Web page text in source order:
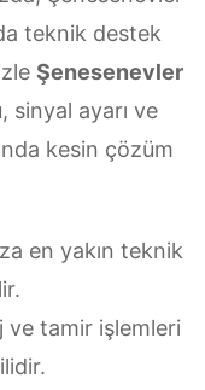
teknik destek
Şenesenevler
, sinyal ayarı ve
kesin çözüm
en yakın teknik
ve tamir işlemleri